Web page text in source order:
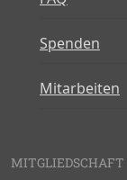
Spenden
Mitarbeiten
MITGLIEDSCHAFT